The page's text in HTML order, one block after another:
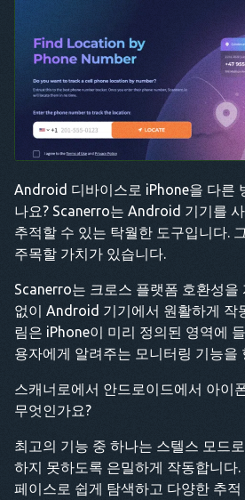
Android 디바이스로 iPhone을 다른
나요? Scanerro는 Android 기기를
추적할 수 있는 탁월한 도구입니다.
주목할 가치가 있습니다.
Scanerro는 크로스 플랫폼 호환성을
없이 Android 기기에서 원활하게 작
림은 iPhone이 미리 정의된 영역에
용자에게 알려주는 모니터링 기능을
스캐너로에서 안드로이드에서 아이
무엇인가요?
최고의 기능 중 하나는 스텔스 모드
하지 못하도록 은밀하게 작동합니다
페이스로 쉽게 탐색하고 다양한 추